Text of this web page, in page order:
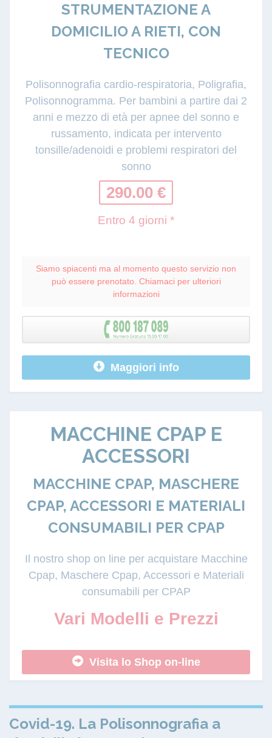
STRUMENTAZIONE A
DOMICILIO A RIETI, CON
TECNICO
Polisonnografia cardio-respiratoria, Poligrafia,
Polisonnogramma. Per bambini a partire dai 2
anni e mezzo di età per apnee del sonno e
russamento, indicata per intervento
tonsille/adenoidi e problemi respiratori del
sonno
290.00 €
Entro 4 giorni *
Siamo spiacenti ma al momento questo servizio non
può essere prenotato. Chiamaci per ulteriori
informazioni
Maggiori info
MACCHINE CPAP E
ACCESSORI
MACCHINE CPAP, MASCHERE
CPAP, ACCESSORI E MATERIALI
CONSUMABILI PER CPAP
Il nostro shop on line per acquistare Macchine
Cpap, Maschere Cpap, Accessori e Materiali
consumabili per CPAP
Vari Modelli e Prezzi
Visita lo Shop on-line
Covid-19. La Polisonnografia a